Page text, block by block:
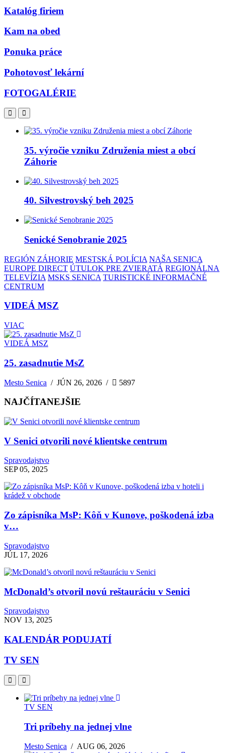
Katalóg firiem
Kam na obed
Ponuka práce
Pohotovosť lekární
FOTOGALÉRIE
35. výročie vzniku Združenia miest a obcí
Záhorie
40. Silvestrovský beh 2025
Senické Senobranie 2025
REGIÓN ZÁHORIE MESTSKÁ POLÍCIA NAŠA SENICA
EUROPE DIRECT ÚTULOK PRE ZVIERATÁ REGIONÁLNA
TELEVÍZIA MSKS SENICA TURISTICKÉ INFORMAČNÉ
CENTRUM
VIDEÁ MSZ
VIAC
VIDEÁ MSZ
25. zasadnutie MsZ
Mesto Senica /JÚN 26, 2026 / 5897
NAJČÍTANEJŠIE
V Senici otvorili nové klientske centrum
Spravodajstvo
SEP 05, 2025
Zo zápisníka MsP: Kôň v Kunove, poškodená izba
v…
Spravodajstvo
JÚL 17, 2026
McDonald’s otvoril novú reštauráciu v Senici
Spravodajstvo
NOV 13, 2025
KALENDÁR PODUJATÍ
TV SEN
TV SEN
Tri príbehy na jednej vlne
Mesto Senica /AUG 06, 2026